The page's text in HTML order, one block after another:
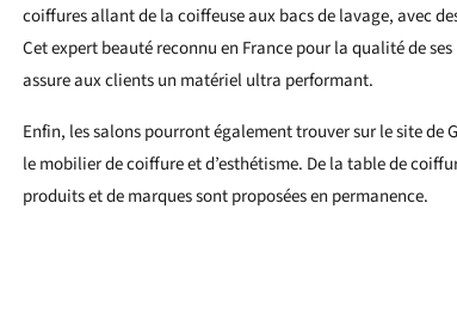
coiffures allant de la coiffeuse aux bacs de lavage, avec
Cet expert beauté reconnu en France pour la qualité de
assure aux clients un matériel ultra performant.
Enfin, les salons pourront également trouver sur le site de
le mobilier de coiffure et d’esthétisme. De la table de
produits et de marques sont proposées en permanence.